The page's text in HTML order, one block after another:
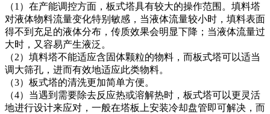
（1）在产能调控方面，板式塔具有较大的操作范围。填料塔
对液体物料流量变化特别敏感，当液体流量较小时，填料表面
得不到充足的液体分布，传质效果会明显下降；当液体流量过
大时，又容易产生液泛。
（2）填料塔不能适应含固体颗粒的物料，而板式塔可以适当
调大筛孔，进而有效地适应此类物料。
（3）板式塔的清洗更加简单方便。
（4）当遇到需要除去反应热或溶解热时，板式塔可以更灵活
地进行设计来应对，一般在塔板上安装冷却盘管即可解决，而